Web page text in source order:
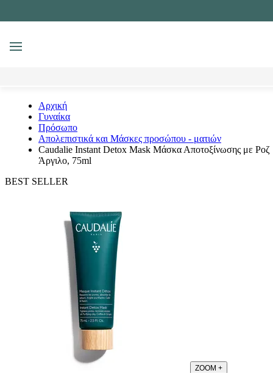
MENU
Αρχική
Γυναίκα
Πρόσωπο
Απολεπιστικά και Μάσκες προσώπου - ματιών
Caudalie Instant Detox Mask Μάσκα Αποτοξίνωσης με Ροζ
Άργιλο, 75ml
BEST SELLER
ZOOM +